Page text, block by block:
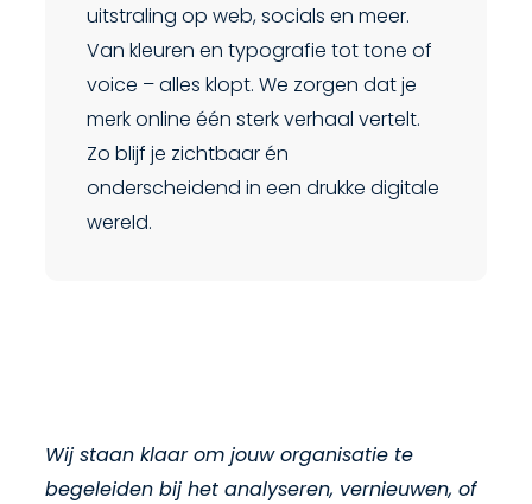
uitstraling op web, socials en meer.
Van kleuren en typografie tot tone of
voice – alles klopt. We zorgen dat je
merk online één sterk verhaal vertelt.
Zo blijf je zichtbaar én
onderscheidend in een drukke digitale
wereld.
Wij staan klaar om jouw organisatie te
begeleiden bij het analyseren, vernieuwen, of